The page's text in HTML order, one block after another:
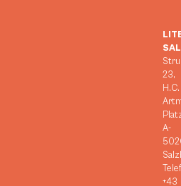
23,
H.C.
A-
+43